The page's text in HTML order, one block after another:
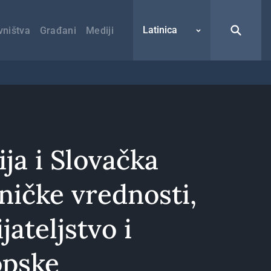
Građani Mediji Latinica
i Slovačka
vrednosti,
i